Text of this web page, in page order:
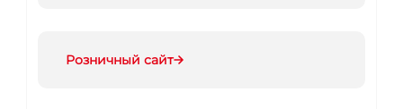
Розничный сайт